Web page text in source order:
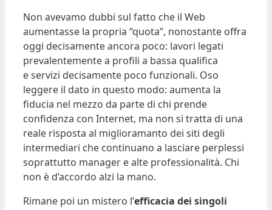
Non avevamo dubbi sul fatto che il Web
aumentasse la propria “quota”, nonostante offra
oggi decisamente ancora poco: lavori legati
prevalentemente a profili a bassa qualifica
e servizi decisamente poco funzionali. Oso
leggere il dato in questo modo: aumenta la
fiducia nel mezzo da parte di chi prende
confidenza con Internet, ma non si tratta di una
reale risposta al miglioramanto dei siti degli
intermediari che continuano a lasciare perplessi
soprattutto manager e alte professionalità. Chi
non è d’accordo alzi la mano.
Rimane poi un mistero l’efficacia dei singoli